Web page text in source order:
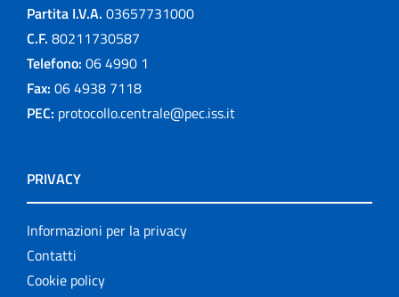
Partita I.V.A. 03657731000
C.F. 80211730587
Telefono: 06 4990 1
Fax: 06 4938 7118
PEC: protocollo.centrale@pec.iss.it
PRIVACY
Informazioni per la privacy
Contatti
Cookie policy